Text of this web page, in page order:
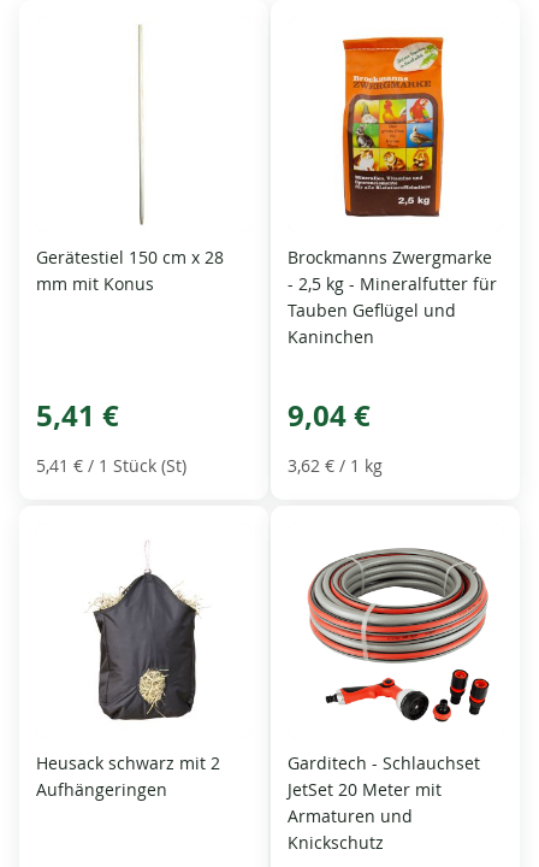
Gerätestiel 150 cm x 28
mm mit Konus
5,41 €
5,41 € / 1 Stück (St)
Brockmanns Zwergmarke
- 2,5 kg - Mineralfutter für
Tauben Geflügel und
Kaninchen
9,04 €
3,62 € / 1 kg
Heusack schwarz mit 2
Aufhängeringen
Garditech - Schlauchset
JetSet 20 Meter mit
Armaturen und
Knickschutz